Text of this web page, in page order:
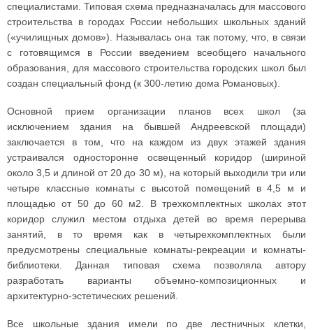
специалистами. Типовая схема предназначалась для массового
строительства в городах России небольших школьных зданий
(«училищных домов»). Называлась она так потому, что, в связи
с готовящимся в России введением всеобщего начального
образования, для массового строительства городских школ был
создан специальный фонд (к 300-летию дома Романовых).
Основной прием организации планов всех школ (за
исключением здания на бывшей Андреевской площади)
заключается в том, что на каждом из двух этажей здания
устраивался односторонне освещенный коридор (шириной
около 3,5 и длиной от 20 до 30 м), на который выходили три или
четыре классные комнаты с высотой помещений в 4,5 м и
площадью от 50 до 60 м2. В трехкомплектных школах этот
коридор служил местом отдыха детей во время перерыва
занятий, в то время как в четырехкомплектных были
предусмотрены специальные комнаты-рекреации и комнаты-
библиотеки. Данная типовая схема позволяла автору
разработать варианты объемно-композиционных и
архитектурно-эстетических решений.
Все школьные здания имели по две лестничных клетки,